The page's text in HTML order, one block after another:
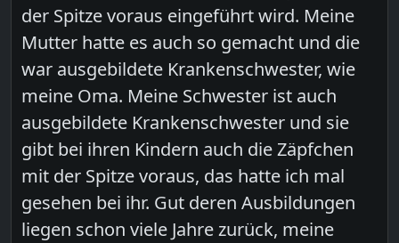
der Spitze voraus eingeführt wird. Meine
Mutter hatte es auch so gemacht und die
war ausgebildete Krankenschwester, wie
meine Oma. Meine Schwester ist auch
ausgebildete Krankenschwester und sie
gibt bei ihren Kindern auch die Zäpfchen
mit der Spitze voraus, das hatte ich mal
gesehen bei ihr. Gut deren Ausbildungen
liegen schon viele Jahre zurück, meine